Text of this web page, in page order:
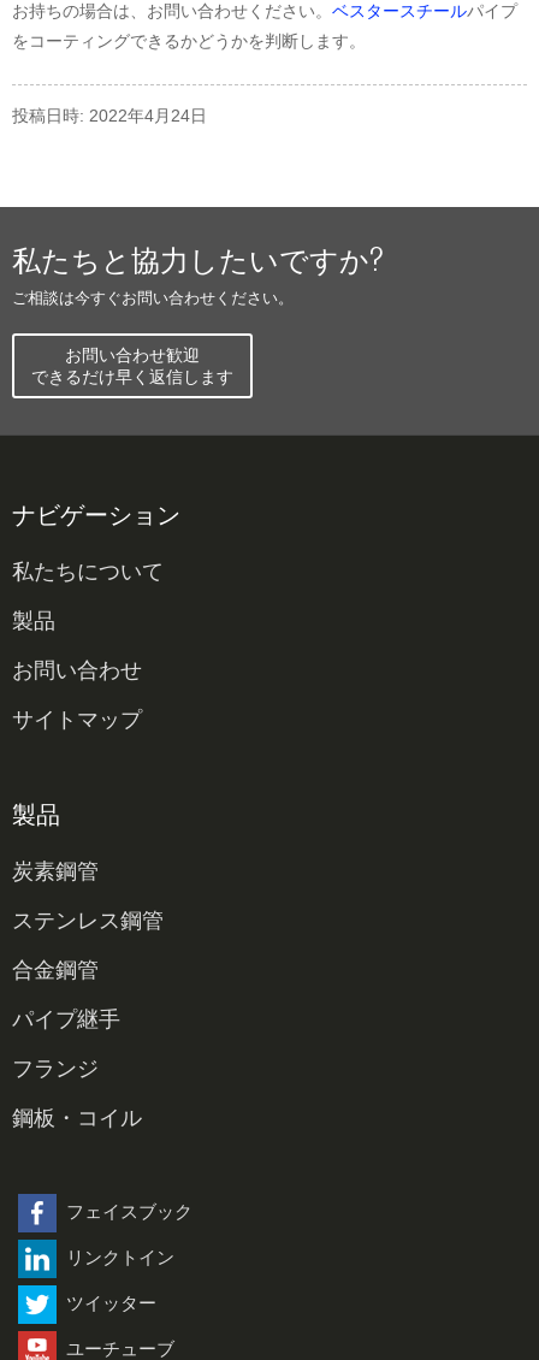
お持ちの場合は、お問い合わせください。 ベスタースチールパイプ
をコーティングできるかどうかを判断します。
投稿日時: 2022年4月24日
私たちと協力したいですか?
ご相談は今すぐお問い合わせください。
お問い合わせ歓迎
できるだけ早く返信します
ナビゲーション
私たちについて
製品
お問い合わせ
サイトマップ
製品
炭素鋼管
炭素鋼シームレスパイプ
炭素鋼溶接管
炭素鋼LSAWパイプ
炭素鋼ERWパイプ
炭素鋼SSAWパイプ
OCTGケーシングとチューブパイプ
ステンレス鋼管
304パイプ
316パイプ
ステンレス鋼シームレスパイプ
ステンレス鋼溶接管
二相鋼溶接管
合金鋼管
合金鋼シームレスパイプ
合金鋼溶接管
パイプ継手
炭素鋼継手
ステンレス製継手
フランジ
フランジ
鋼板・コイル
ステンレス鋼板
炭素鋼コイル
ステンレス鋼コイル
フェイスブック
リンクトイン
ツイッター
ユーチューブ